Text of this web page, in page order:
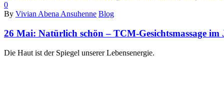
0
By Vivian Abena Ansuhenne Blog
26 Mai: Natürlich schön – TCM-Gesichtsmassage im
Die Haut ist der Spiegel unserer Lebensenergie.